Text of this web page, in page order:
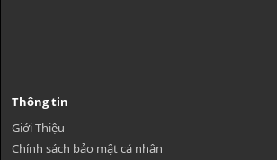
Thông tin
Giới Thiệu
Chính sách bảo mật cá nhân